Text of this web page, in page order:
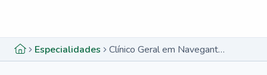
Especialidades Clínico Geral em Navegantes - SC